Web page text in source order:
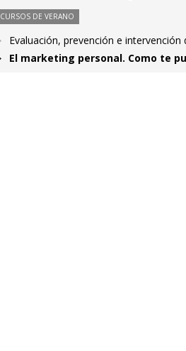
CURSOS DE VERANO
Evaluación, prevención e
El marketing personal. Como te